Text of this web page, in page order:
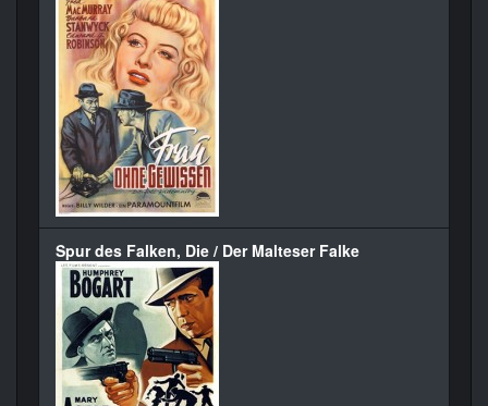
Spur des Falken, Die / Der Malteser Falke